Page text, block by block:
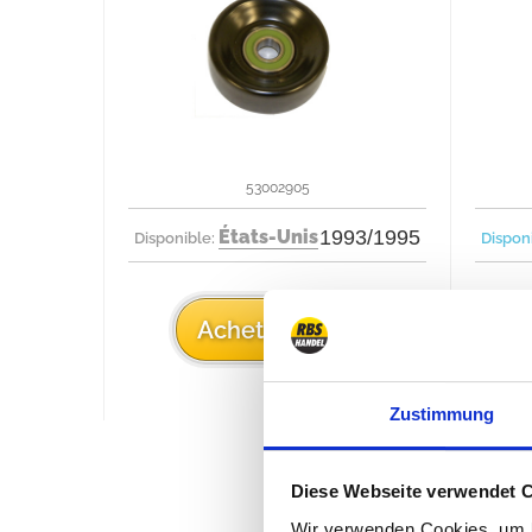
Zustimmung
Diese Webseite verwendet
53002905
Disponible: États-Unis1993/1995
Acheter 18 €